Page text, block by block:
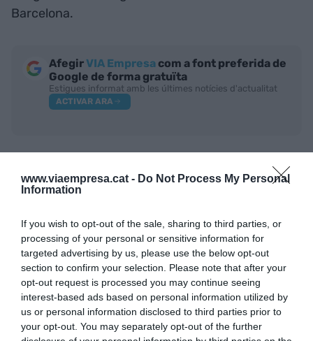
www.viaempresa.cat - Do Not Process My Personal
Information
If you wish to opt-out of the sale, sharing to third parties, or
processing of your personal or sensitive information for
targeted advertising by us, please use the below opt-out
section to confirm your selection. Please note that after your
opt-out request is processed you may continue seeing
interest-based ads based on personal information utilized by
us or personal information disclosed to third parties prior to
your opt-out. You may separately opt-out of the further
Barcelona.
AfegirVIA Empresa com a font preferida de
Google de forma gratuïta
Estigues informat amb les últimes notícies d'actualitat
ACTIVAR ARA
RELACIONADES